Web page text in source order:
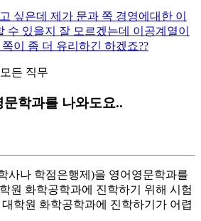
싶은데 제가 문과 쪽 경영에대한 이
수 있을지 잘 모르겠는데 이공계열이
이 좀 더 유리하긴 하겠죠??
모든 직무
학과를 나와도요..
사나 학점은행제)을 영어영문학과를
원 화학공학과에 진학하기 위해 시험
학원 화학공학과에 진학하기가 어렵